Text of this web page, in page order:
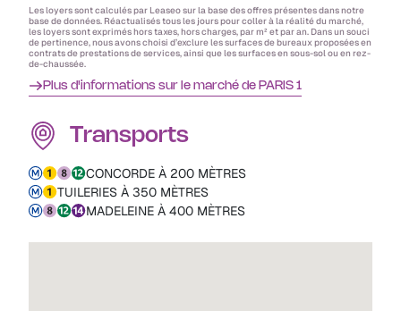
Les loyers sont calculés par Leaseo sur la base des offres présentes dans notre
base de données. Réactualisés tous les jours pour coller à la réalité du marché,
les loyers sont exprimés hors taxes, hors charges, par m² et par an. Dans un souci
de pertinence, nous avons choisi d’exclure les surfaces de bureaux proposées en
contrats de prestations de services, ainsi que les surfaces en sous-sol ou en rez-
de-chaussée.
Plus d'informations sur le marché de PARIS 1
Transports
CONCORDE À 200 MÈTRES
TUILERIES À 350 MÈTRES
MADELEINE À 400 MÈTRES